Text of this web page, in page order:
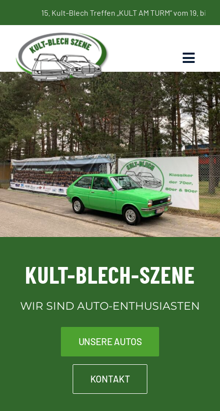
Inhalt
springen
15. Kult-Blech Treffen „KULT AM TURM“ vom 19. bis 21. Juni
Home
Termine
Bildergalerie
Kultbleche
Blog
Kontakt
Kult-Blech-Shop für Vereinsmitglieder
KULT-BLECH-SZENE
WIR SIND AUTO-ENTHUSIASTEN
UNSERE AUTOS
KONTAKT